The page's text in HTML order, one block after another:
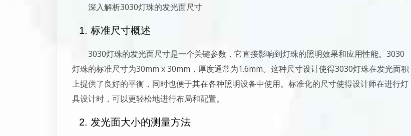
深入解析3030灯珠的发光面尺寸
1. 标准尺寸概述
3030灯珠的发光面尺寸是一个关键参数，它直接影响到灯珠的照明效果和应用性能。3030
灯珠的标准尺寸为30mm x 30mm，厚度通常为1.6mm。这种尺寸设计使得3030灯珠在发光面积
上提供了良好的平衡，同时也便于其在各种照明设备中使用。标准化的尺寸使得设计师在进行灯
具设计时，可以更轻松地进行布局和配置。
2. 发光面大小的测量方法